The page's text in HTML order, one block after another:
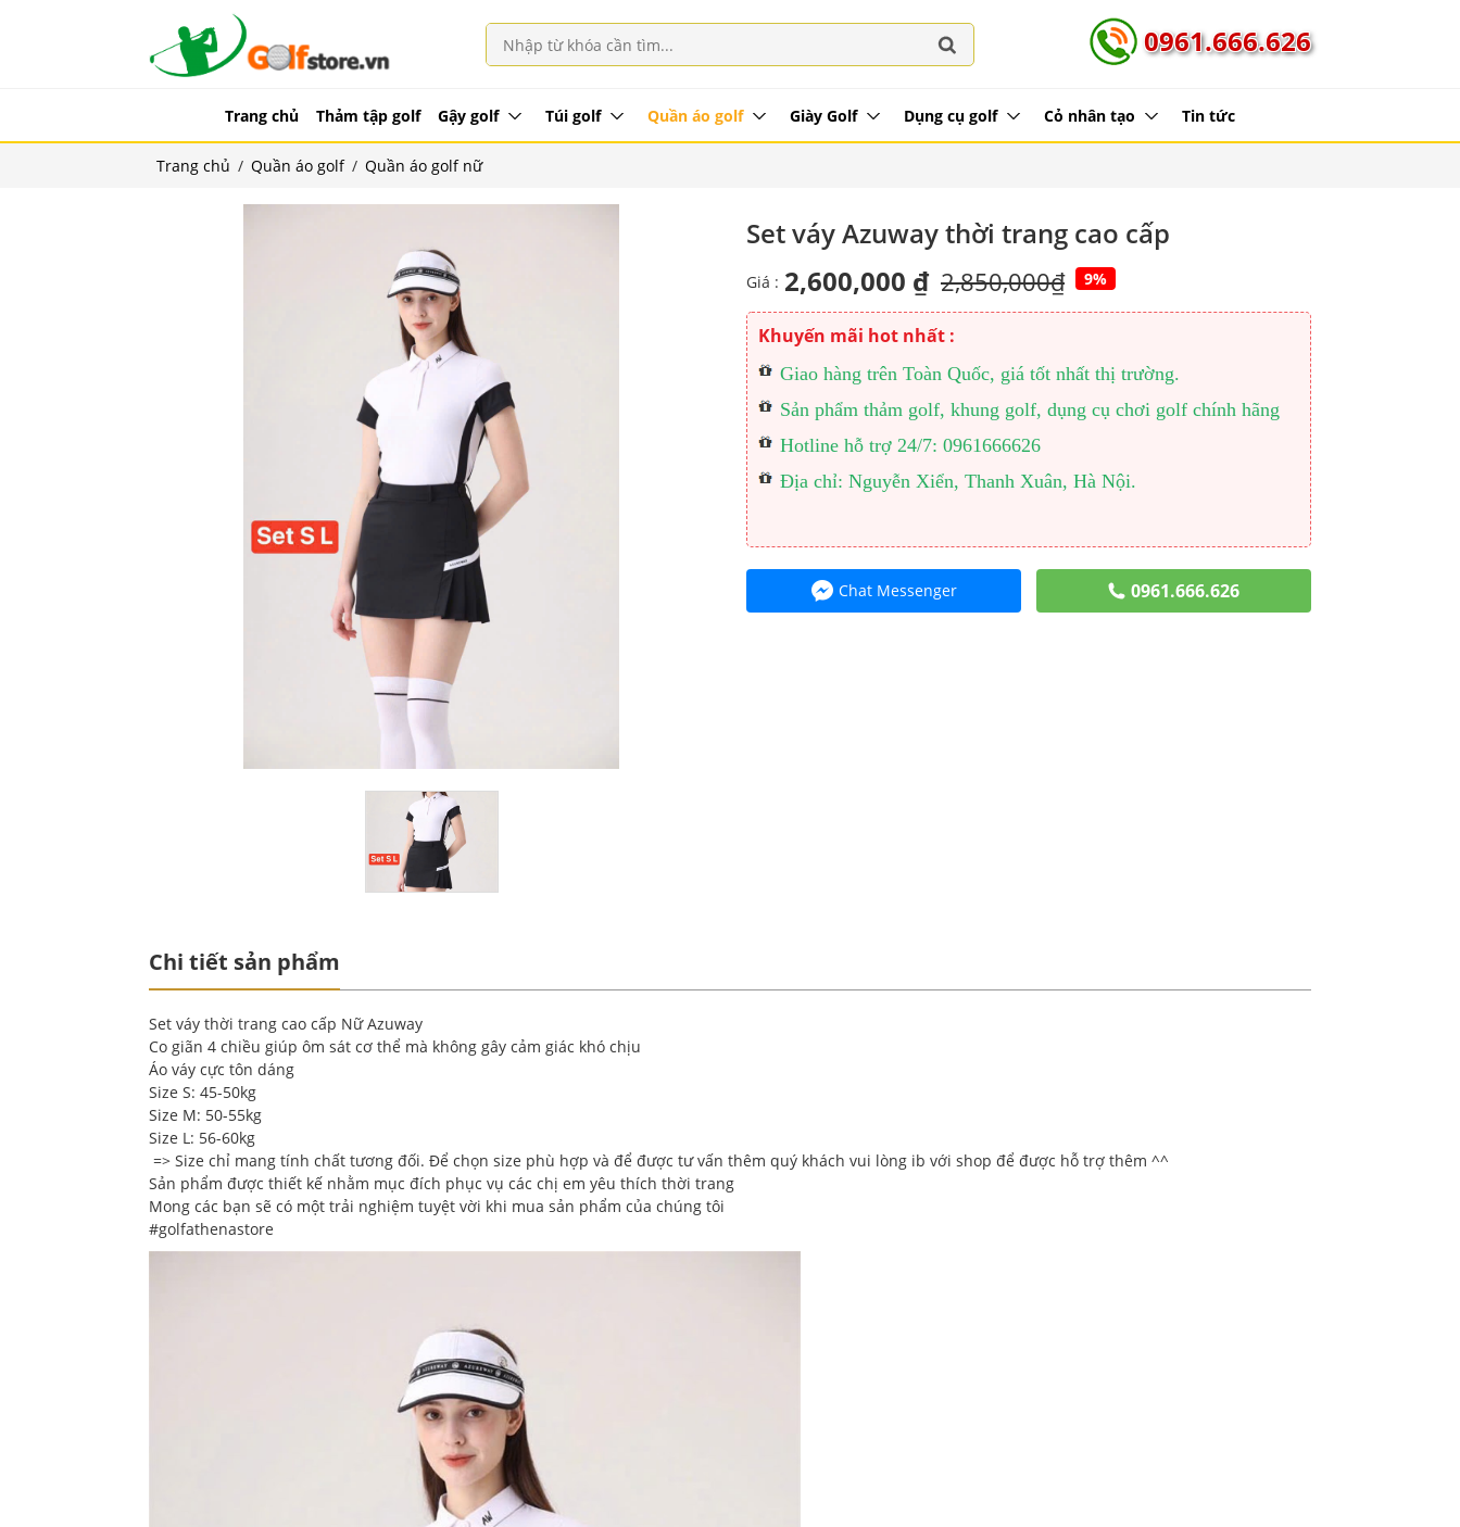
0961.666.626
Trang chủ Thảm tập golf Gậy golf Túi golf Quần áo golf Giày Golf Dụng cụ golf Cỏ nhân tạo Tin tức
Trang chủ / Quần áo golf / Quần áo golf nữ
Set váy Azuway thời trang cao cấp
Giá : 2,600,000 ₫ 2,850,000₫ 9%
Khuyến mãi hot nhất :
Giao hàng trên Toàn Quốc, giá tốt nhất thị trường.
Sản phẩm thảm golf, khung golf, dụng cụ chơi golf chính hãng
Hotline hỗ trợ 24/7: 0961666626
Địa chỉ: Nguyễn Xiển, Thanh Xuân, Hà Nội.
Chat Messenger 0961.666.626
Chi tiết sản phẩm
Set váy thời trang cao cấp Nữ Azuway
Co giãn 4 chiều giúp ôm sát cơ thể mà không gây cảm giác khó chịu
Áo váy cực tôn dáng
Size S: 45-50kg
Size M: 50-55kg
Size L: 56-60kg
=> Size chỉ mang tính chất tương đối. Để chọn size phù hợp và để được tư vấn thêm quý khách vui lòng ib với shop để được hỗ trợ thêm ^^
Sản phẩm được thiết kế nhằm mục đích phục vụ các chị em yêu thích thời trang
Mong các bạn sẽ có một trải nghiệm tuyệt vời khi mua sản phẩm của chúng tôi
#golfathenastore